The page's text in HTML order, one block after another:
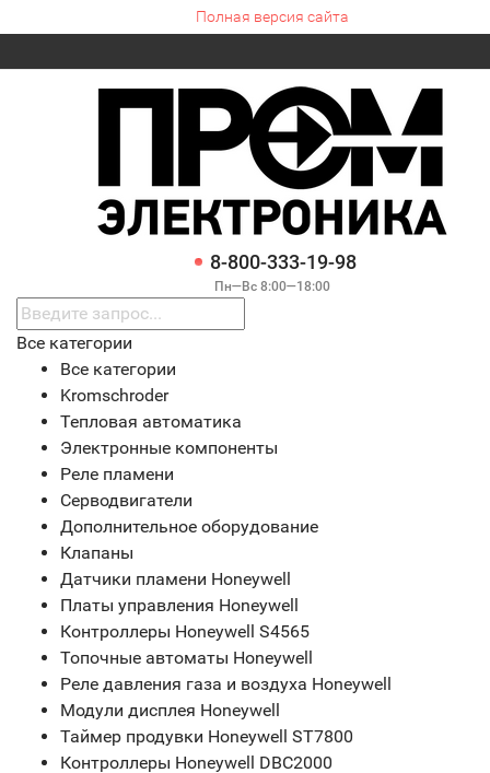
Полная версия сайта
8-800-333-19-98
Пн—Вс 8:00—18:00
Все категории
Все категории
Kromschroder
Тепловая автоматика
Электронные компоненты
Реле пламени
Серводвигатели
Дополнительное оборудование
Клапаны
Датчики пламени Honeywell
Платы управления Honeywell
Контроллеры Honeywell S4565
Топочные автоматы Honeywell
Реле давления газа и воздуха Honeywell
Модули дисплея Honeywell
Таймер продувки Honeywell ST7800
Контроллеры Honeywell DBC2000